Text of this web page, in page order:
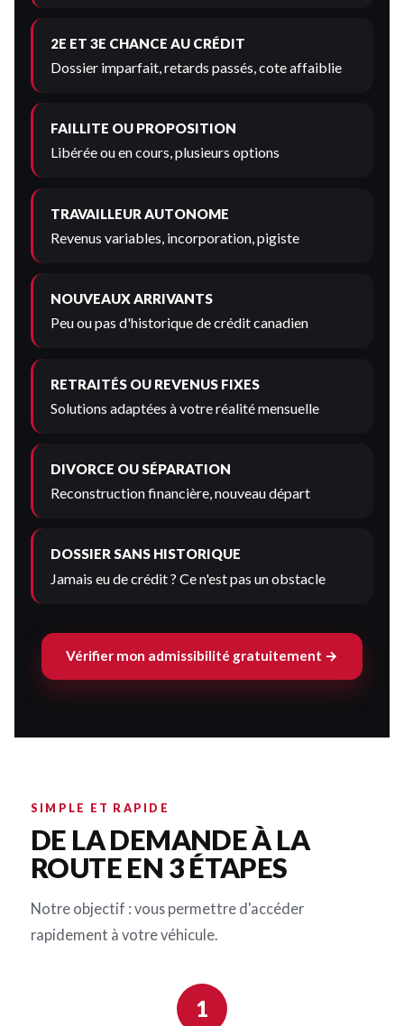
2E ET 3E CHANCE AU CRÉDIT
Dossier imparfait, retards passés, cote affaiblie
FAILLITE OU PROPOSITION
Libérée ou en cours, plusieurs options
TRAVAILLEUR AUTONOME
Revenus variables, incorporation, pigiste
NOUVEAUX ARRIVANTS
Peu ou pas d'historique de crédit canadien
RETRAITÉS OU REVENUS FIXES
Solutions adaptées à votre réalité mensuelle
DIVORCE OU SÉPARATION
Reconstruction financière, nouveau départ
DOSSIER SANS HISTORIQUE
Jamais eu de crédit ? Ce n'est pas un obstacle
Vérifier mon admissibilité gratuitement →
SIMPLE ET RAPIDE
DE LA DEMANDE À LA
ROUTE EN 3 ÉTAPES
Notre objectif : vous permettre d'accéder
rapidement à votre véhicule.
1